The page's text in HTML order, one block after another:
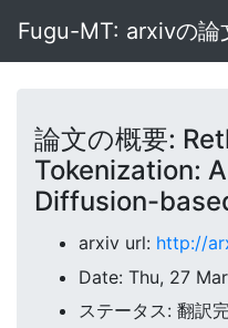
Fugu-MT: arxivの論
論文の概要:
Tokenization:
Diffusion-
arxiv url: http://
Date: Thu, 27
ステータス: 翻訳